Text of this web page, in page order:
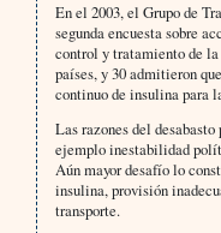
En el 2003, el Grupo de
segunda encuesta sobre
control y tratamiento de
países, y 30 admitieron
continuo de insulina para
Las razones del
ejemplo inestabilidad
Aún mayor desafío lo
insulina, provisión
transporte.